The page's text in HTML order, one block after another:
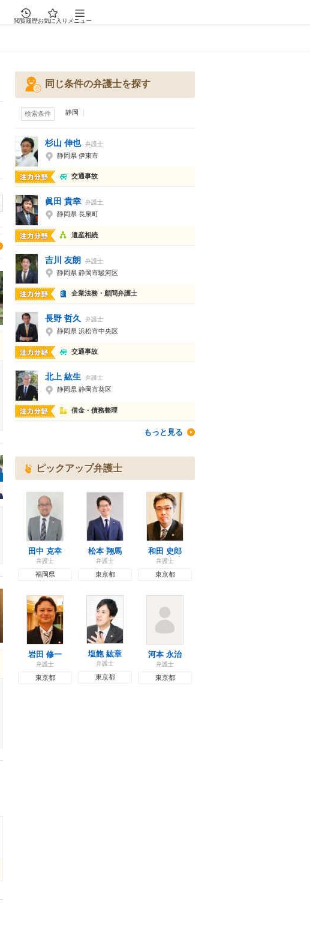
閲覧履歴お気に入り メニュー
同じ条件の弁護士を探す
検索条件 静岡
杉山 伸也 弁護士
静岡県 伊東市
交通事故
眞田 貴幸 弁護士
静岡県 長泉町
遺産相続
吉川 友朗 弁護士
静岡県 静岡市駿河区
企業法務・顧問弁護士
長野 哲久 弁護士
静岡県 浜松市中央区
交通事故
北上 紘生 弁護士
静岡県 静岡市葵区
借金・債務整理
もっと見る
ピックアップ弁護士
田中 克幸
弁護士
福岡県
松本 翔馬
弁護士
東京都
和田 史郎
弁護士
東京都
岩田 修一
弁護士
東京都
塩飽 紘章
弁護士
東京都
河本 永治
弁護士
東京都